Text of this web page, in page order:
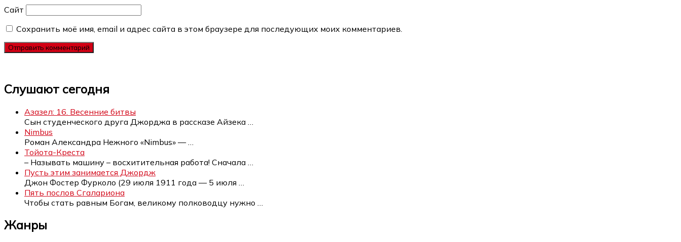
Сайт
Сохранить моё имя, email и адрес сайта в этом браузере для последующих моих комментариев.
Слушают сегодня
Азазел: 16. Весенние битвы
Сын студенческого друга Джорджа в рассказе Айзека
Nimbus
Роман Александра Нежного «Nimbus» —
Тойота-Креста
– Называть машину – восхитительная работа! Сначала
Пусть этим занимается Джордж
Джон Фостер Фурколо (29 июля 1911 года — 5 июля
Пять послов Сгалариона
Чтобы стать равным Богам, великому полководцу нужно
Жанры